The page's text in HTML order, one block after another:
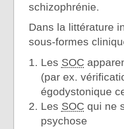
schizophrénie.
Dans la littérature
sous-formes
Les SOC
(par ex.
égodystonique
Les SOC qui ne
psychose